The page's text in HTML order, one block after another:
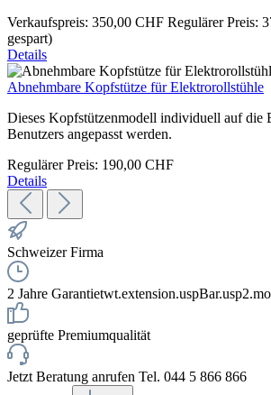
Verkaufspreis: 350,00 CHF Regulärer Preis:
gespart)
Details
Abnehmbare Kopfstütze für Elektrorollstühle
Dieses Kopfstützenmodell individuell auf die
Benutzers angepasst werden.
Regulärer Preis: 190,00 CHF
Details
Schweizer Firma
2 Jahre Garantie
geprüfte Premiumqualität
Jetzt Beratung anrufen Tel. 044 5 866 866